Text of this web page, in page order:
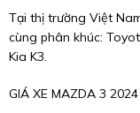
Tại thị trường Việt
cùng phân khúc:
Kia K3.
GIÁ XE MAZDA 3 2024